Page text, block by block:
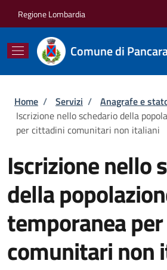
Regione Lombardia
Comune di
Briciole di pane
Home / Servizi / Anagrafe e
Iscrizione nello schedario della
per cittadini comunitari non italiani
Iscrizione nello
della
temporanea
comunitari non